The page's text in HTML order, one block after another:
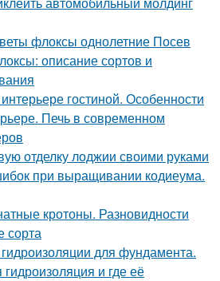
флоксы однолетние Посев
описание сортов и
гостиной. Особенности
Печь в современном
отделку лоджии своими руками
при выращивании кодиеума.
кротоны. Разновидности
сорта
для фундамента.
и где её